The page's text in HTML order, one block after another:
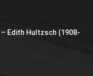
– Edith Hultzsch (1908-